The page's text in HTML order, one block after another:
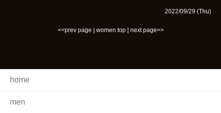
2022/09/29 (Thu)
<<prev page women top| next page>>
home
men